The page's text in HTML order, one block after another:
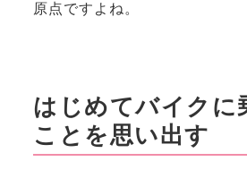
原点ですよね。
はじめてバイクに
ことを思い出す